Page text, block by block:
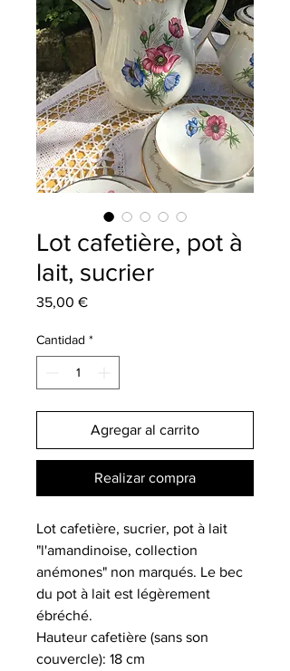
Lot cafetière, pot à
lait, sucrier
35,00 €Precio
Cantidad *
Agregar al carrito
Realizar compra
Lot cafetière, sucrier, pot à lait
"l'amandinoise, collection
anémones" non marqués. Le bec
du pot à lait est légèrement
ébréché.
Hauteur cafetière (sans son
couvercle): 18 cm